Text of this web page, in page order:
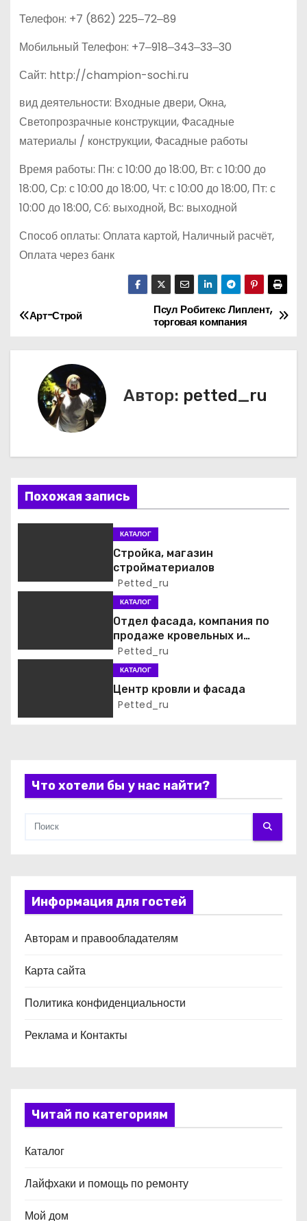
Телефон: +7 (862) 225‒72‒89
Мобильный Телефон: +7‒918‒343‒33‒30
Сайт: http://champion-sochi.ru
вид деятельности: Входные двери, Окна,
Светопрозрачные конструкции, Фасадные
материалы / конструкции, Фасадные работы
Время работы: Пн: с 10:00 до 18:00, Вт: с 10:00 до
18:00, Ср: с 10:00 до 18:00, Чт: с 10:00 до 18:00, Пт: с
10:00 до 18:00, Сб: выходной, Вс: выходной
Способ оплаты: Оплата картой, Наличный расчёт,
Оплата через банк
Н
а
а
ц
и
п
а
и
я
м
Псул Робитекс Липлент,
торговая компания
Арт-Строй
Автор: petted_ru
Похожая запись
КАТАЛОГ
Стройка, магазин
стройматериалов
Petted_ru
КАТАЛОГ
Отдел фасада, компания по
продаже кровельных и
фасадных материалов
Petted_ru
КАТАЛОГ
Центр кровли и фасада
Petted_ru
Что хотели бы у нас найти?
Информация для гостей
Авторам и правообладателям
Карта сайта
Политика конфиденциальности
Реклама и Контакты
Читай по категориям
Каталог
Лайфхаки и помощь по ремонту
Мой дом